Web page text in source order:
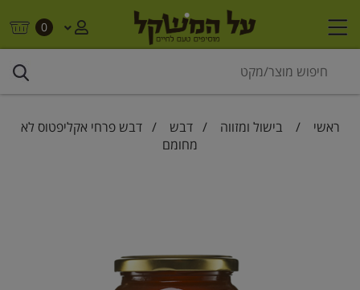
0
ראשי / בישול ומזווה /דבש / דבש פרחי אקליפטוס לא
מחומם